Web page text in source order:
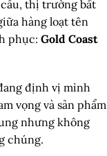
thị trường bất
hàng loạt tên
phục: Gold Coast
định vị mình
vọng và sản phẩm
nhưng không
chúng.